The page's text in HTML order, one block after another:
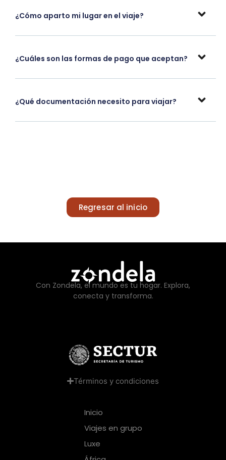
¿Cómo aparto mi lugar en el viaje?
¿Cuáles son las formas de pago que aceptan?
¿Qué documentación necesito para viajar?
Regresar al inicio
Con Zondela, el mundo es tu hogar. Explora,
conecta y transforma.
Términos y condiciones
Inicio
Viajes en grupo
Luxe